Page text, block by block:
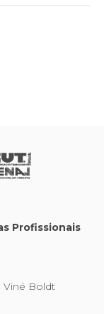
Profissionais
Viné Boldt